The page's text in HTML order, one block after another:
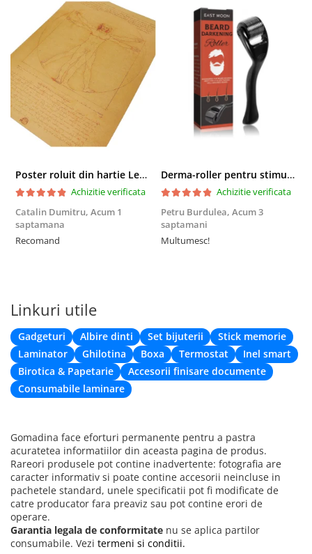
Poster roluit din hartie Leonardo Da Vinci, Vitruvian Man, vintage, 51x35 cm
Achizitie verificata
Catalin Dumitru, Acum 1
saptamana
Recomand
Derma-roller pentru stimularea cresterii parului, scalp si barba, Beard Roller
Achizitie verificata
Petru Burdulea, Acum 3
saptamani
Multumesc!
Linkuri utile
Gadgeturi Albire dinti Set bijuterii
Stick memorie
Laminator
Ghilotina Boxa Termostat
Inel smart
Birotica & Papetarie
Accesorii finisare documente
Consumabile laminare
Gomadina face eforturi permanente pentru a pastra
acuratetea informatiilor din aceasta pagina de produs.
Rareori produsele pot contine inadvertente: fotografia are
caracter informativ si poate contine accesorii neincluse in
pachetele standard, unele specificatii pot fi modificate de
catre producator fara preaviz sau pot contine erori de
operare.
Garantia legala de conformitate nu se aplica partilor
consumabile. Vezi termeni si conditii.